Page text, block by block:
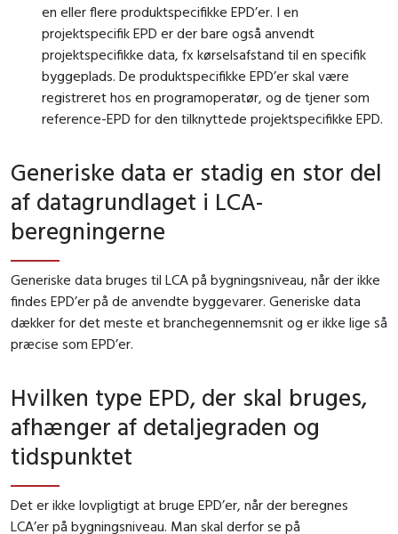
en eller flere produktspecifikke EPD’er. I en
projektspecifik EPD er der bare også anvendt
projektspecifikke data, fx kørselsafstand til en specifik
byggeplads. De produktspecifikke EPD’er skal være
registreret hos en programoperatør, og de tjener som
reference-EPD for den tilknyttede projektspecifikke EPD.
Generiske data er stadig en stor del
af datagrundlaget i LCA-
beregningerne
Generiske data bruges til LCA på bygningsniveau, når der ikke
findes EPD’er på de anvendte byggevarer. Generiske data
dækker for det meste et branchegennemsnit og er ikke lige så
præcise som EPD’er.
Hvilken type EPD, der skal bruges,
afhænger af detaljegraden og
tidspunktet
Det er ikke lovpligtigt at bruge EPD’er, når der beregnes
LCA’er på bygningsniveau. Man skal derfor se på